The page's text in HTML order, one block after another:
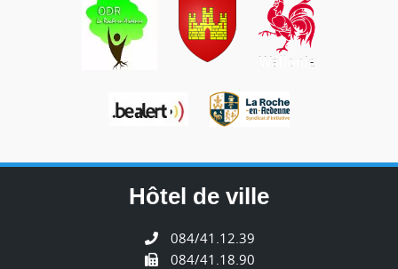
Hôtel de ville
084/41.12.39
084/41.18.90